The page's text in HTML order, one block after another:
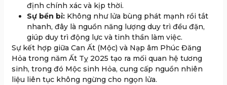
định chính xác và kịp thời.
Sự bền bỉ: Không như lửa bùng phát mạnh rồi tắt
nhanh, đây là nguồn năng lượng duy trì đều đặn,
giúp duy trì động lực và tinh thần làm việc.
Sự kết hợp giữa Can Ất (Mộc) và Nạp âm Phúc Đăng
Hỏa trong năm Ất Tỵ 2025 tạo ra mối quan hệ tương
sinh, trong đó Mộc sinh Hỏa, cung cấp nguồn nhiên
liệu liên tục không ngừng cho ngọn lửa.